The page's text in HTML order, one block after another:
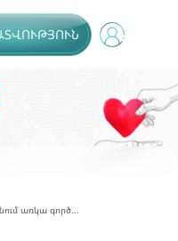
առկա գործ...